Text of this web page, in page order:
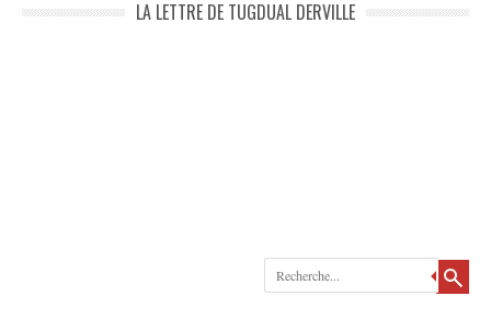
LA LETTRE DE TUGDUAL DERVILLE
Recherche